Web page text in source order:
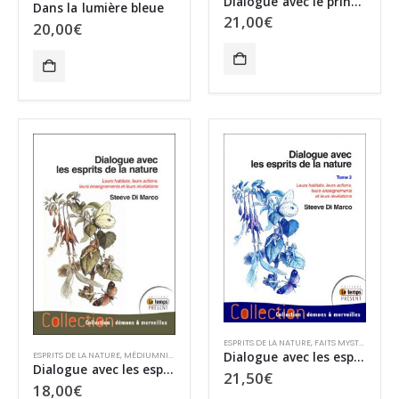
Dans la lumière bleue
20,00€ 21,00€
ESPRITS DE LA NATURE, MÉDIUMNITÉ SURVIE ANIMALE
Dialogue avec les esprits de la nature
18,00€
ESPRITS DE LA NATURE, FAITS MYSTÉRIEUX
Dialogue avec les esprits de la nature Tome 2
21,50€